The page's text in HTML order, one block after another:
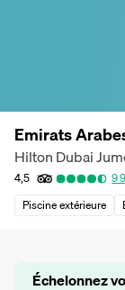
Emirats
Hilton Dubai
4,5 9
Piscine extérieure
Échelonnez